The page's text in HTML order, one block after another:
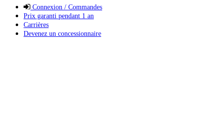
Connexion / Commandes
Prix garanti pendant 1 an
Carrières
Devenez un concessionnaire